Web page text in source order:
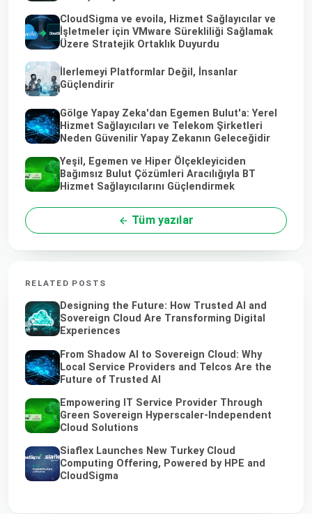
CloudSigma ve evoila, Hizmet Sağlayıcılar ve
İşletmeler için VMware Sürekliliği Sağlamak
Üzere Stratejik Ortaklık Duyurdu
İlerlemeyi Platformlar Değil, İnsanlar
Güçlendirir
Gölge Yapay Zeka'dan Egemen Bulut'a: Yerel
Hizmet Sağlayıcıları ve Telekom Şirketleri
Neden Güvenilir Yapay Zekanın Geleceğidir
Yeşil, Egemen ve Hiper Ölçekleyiciden
Bağımsız Bulut Çözümleri Aracılığıyla BT
Hizmet Sağlayıcılarını Güçlendirmek
Tüm yazılar
RELATED POSTS
Designing the Future: How Trusted AI and
Sovereign Cloud Are Transforming Digital
Experiences
From Shadow AI to Sovereign Cloud: Why
Local Service Providers and Telcos Are the
Future of Trusted AI
Empowering IT Service Provider Through
Green Sovereign Hyperscaler-Independent
Cloud Solutions
Siaflex Launches New Turkey Cloud
Computing Offering, Powered by HPE and
CloudSigma